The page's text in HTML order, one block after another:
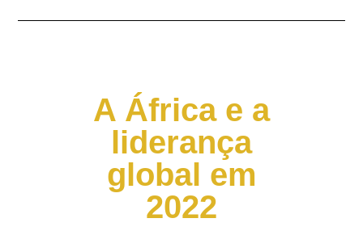
A África e a
liderança
global em
2022